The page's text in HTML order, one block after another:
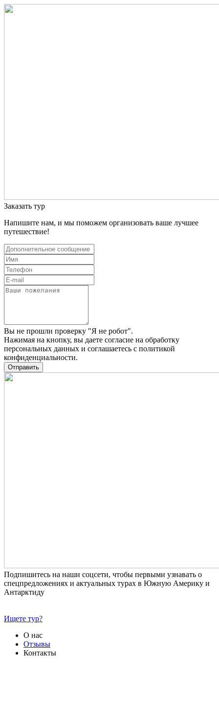
Заказать тур
Напишите нам, и мы поможем организовать ваше лучшее
путешествие!
Вы не прошли проверку "Я не робот".
Нажимая на кнопку, вы даете согласие на обработку
персональных данных и соглашаетесь c политикой
конфиденциальности.
Подпишитесь на наши соцсети, чтобы первыми узнавать о
спецпредложениях и актуальных турах в Южную Америку и
Антарктиду
Ищете тур?
О нас
Отзывы
Контакты